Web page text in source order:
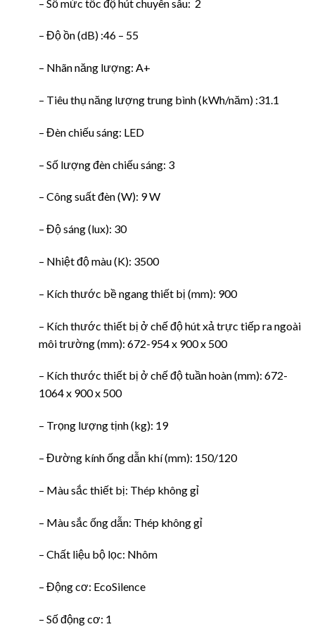
– Số mức tốc độ hút chuyên sâu: 2
– Độ ồn (dB) :46 – 55
– Nhãn năng lượng: A+
– Tiêu thụ năng lượng trung bình (kWh/năm) :31.1
– Đèn chiếu sáng: LED
– Số lượng đèn chiếu sáng: 3
– Công suất đèn (W): 9 W
– Độ sáng (lux): 30
– Nhiệt độ màu (K): 3500
– Kích thước bề ngang thiết bị (mm): 900
– Kích thước thiết bị ở chế độ hút xả trực tiếp ra ngoài
môi trường (mm): 672-954 x 900 x 500
– Kích thước thiết bị ở chế độ tuần hoàn (mm): 672-
1064 x 900 x 500
– Trọng lượng tịnh (kg): 19
– Đường kính ống dẫn khí (mm): 150/120
– Màu sắc thiết bị: Thép không gỉ
– Màu sắc ống dẫn: Thép không gỉ
– Chất liệu bộ lọc: Nhôm
– Động cơ: EcoSilence
– Số động cơ: 1